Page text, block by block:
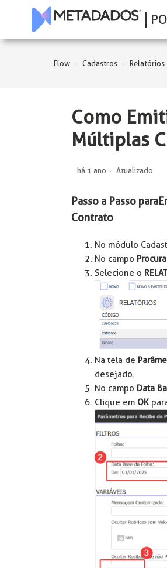
Flow Cadastros Relatórios
Como
Múltiplas
há 1 ano Atualizado
Passo a Passo para
Contrato
No módulo
No campo
Selecione o
Na tela de
desejado.
No campo Data
Clique em OK